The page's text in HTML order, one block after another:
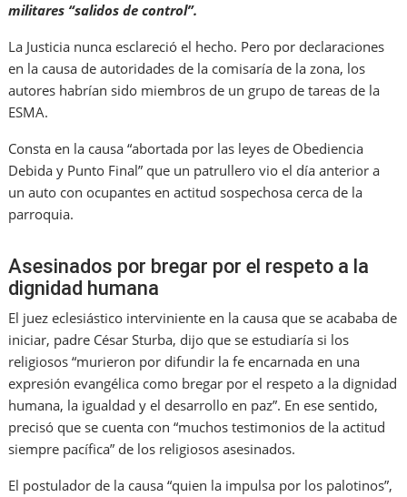
militares “salidos de control”.
La Justicia nunca esclareció el hecho. Pero por declaraciones
en la causa de autoridades de la comisaría de la zona, los
autores habrían sido miembros de un grupo de tareas de la
ESMA.
Consta en la causa “abortada por las leyes de Obediencia
Debida y Punto Final” que un patrullero vio el día anterior a
un auto con ocupantes en actitud sospechosa cerca de la
parroquia.
Asesinados por bregar por el respeto a la
dignidad humana
El juez eclesiástico interviniente en la causa que se acababa de
iniciar, padre César Sturba, dijo que se estudiaría si los
religiosos “murieron por difundir la fe encarnada en una
expresión evangélica como bregar por el respeto a la dignidad
humana, la igualdad y el desarrollo en paz”. En ese sentido,
precisó que se cuenta con “muchos testimonios de la actitud
siempre pacífica” de los religiosos asesinados.
El postulador de la causa “quien la impulsa por los palotinos”,